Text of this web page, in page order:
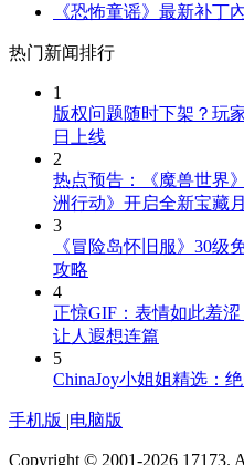
《恐怖童谣》最新补丁
热门新闻排行
1
版权问题随时下架？玩
日上线
2
热点预告：《魔兽世界
洲行动》开启全新宝藏
3
《冒险岛怀旧服》30级
攻略
4
正惊GIF：表情如此羞
让人遐想连篇
5
ChinaJoy小姐姐精选：
手机版 |电脑版
Copyright © 2001-2026 17173.